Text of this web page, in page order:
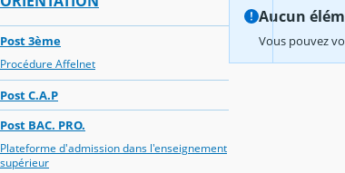
Post 3ème
Procédure Affelnet
Post C.A.P
Post BAC. PRO.
Plateforme d'admission dans l'enseignement
supérieur
Aucun
Vous pouvez